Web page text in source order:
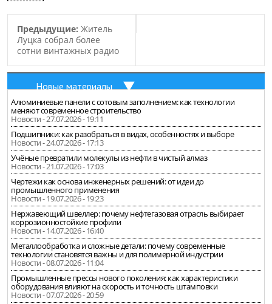
Предыдущие: Житель
Луцка собрал более
сотни винтажных радио
Новые материалы
Алюминиевые панели с сотовым заполнением: как технологии
меняют современное строительство
Новости - 27.07.2026 - 19:11
Подшипники: как разобраться в видах, особенностях и выборе
Новости - 24.07.2026 - 17:13
Учёные превратили молекулы из нефти в чистый алмаз
Новости - 21.07.2026 - 17:03
Чертежи как основа инженерных решений: от идеи до
промышленного применения
Новости - 19.07.2026 - 19:23
Нержавеющий швеллер: почему нефтегазовая отрасль выбирает
коррозионностойкие профили
Новости - 14.07.2026 - 16:40
Металлообработка и сложные детали: почему современные
технологии становятся важны и для полимерной индустрии
Новости - 08.07.2026 - 11:04
Промышленные прессы нового поколения: как характеристики
оборудования влияют на скорость и точность штамповки
Новости - 07.07.2026 - 20:59